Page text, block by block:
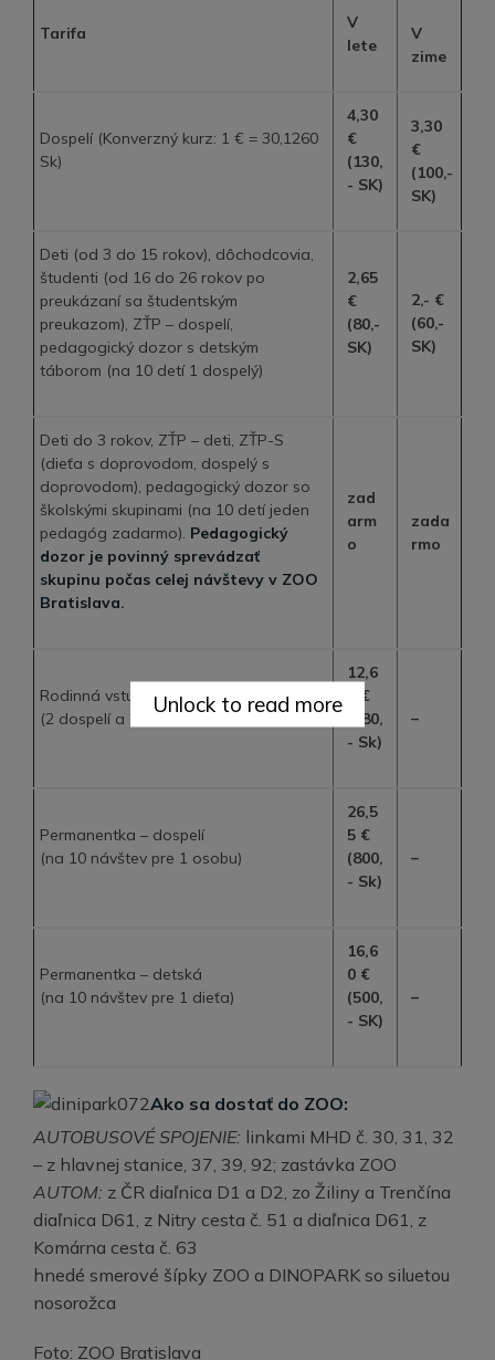
Tarifa
V
lete
V
zime
Dospelí (Konverzný kurz: 1 € = 30,1260
Sk)
4,30
€
(130,
- SK)
3,30
€
(100,-
SK)
Deti (od 3 do 15 rokov), dôchodcovia,
študenti (od 16 do 26 rokov po
preukázaní sa študentským
preukazom), ZŤP – dospelí,
pedagogický dozor s detským
táborom (na 10 detí 1 dospelý)
2,65
€
(80,-
SK)
2,- €
(60,-
SK)
Deti do 3 rokov, ZŤP – deti, ZŤP-S
(dieťa s doprovodom, dospelý s
doprovodom), pedagogický dozor so
školskými skupinami (na 10 detí jeden
pedagóg zadarmo). Pedagogický
dozor je povinný sprevádzať
skupinu počas celej návštevy v ZOO
Bratislava.
zad
arm
o
zada
rmo
Rodinná vstupenka
(2 dospelí a 2 deti)
12,6
0 €
(380,
- Sk)
–
Permanentka – dospelí
(na 10 návštev pre 1 osobu)
26,5
5 €
(800,
- Sk)
–
Permanentka – detská
(na 10 návštev pre 1 dieťa)
16,6
0 €
(500,
- SK)
–
Ako sa dostať do ZOO:
AUTOBUSOVÉ SPOJENIE: linkami MHD č. 30, 31, 32
– z hlavnej stanice, 37, 39, 92; zastávka ZOO
AUTOM: z ČR diaľnica D1 a D2, zo Žiliny a Trenčína
diaľnica D61, z Nitry cesta č. 51 a diaľnica D61, z
Komárna cesta č. 63
hnedé smerové šípky ZOO a DINOPARK so siluetou
nosorožca
Foto: ZOO Bratislava
Unlock to read more